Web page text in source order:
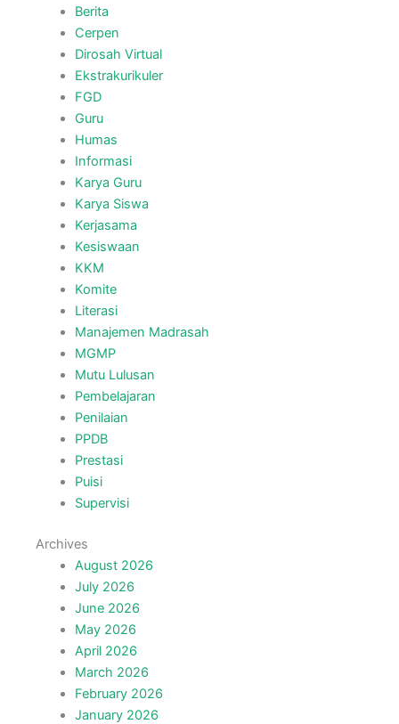
Berita
Cerpen
Dirosah Virtual
Ekstrakurikuler
FGD
Guru
Humas
Informasi
Karya Guru
Karya Siswa
Kerjasama
Kesiswaan
KKM
Komite
Literasi
Manajemen Madrasah
MGMP
Mutu Lulusan
Pembelajaran
Penilaian
PPDB
Prestasi
Puisi
Supervisi
Archives
August 2026
July 2026
June 2026
May 2026
April 2026
March 2026
February 2026
January 2026